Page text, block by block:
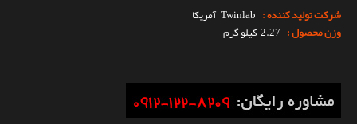
شرکت تولید کننده : Twinlab آمریکا
وزن محصول : 2.27 کیلو گرم